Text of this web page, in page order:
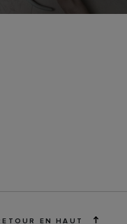
EN HAUT